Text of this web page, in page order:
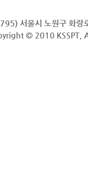
서울시 노원구 화
© 2010 KSSPT,